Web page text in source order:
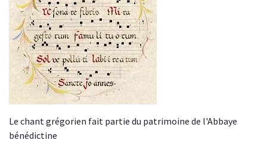
Le chant grégorien fait partie du patrimoine de l'Abbaye
bénédictine